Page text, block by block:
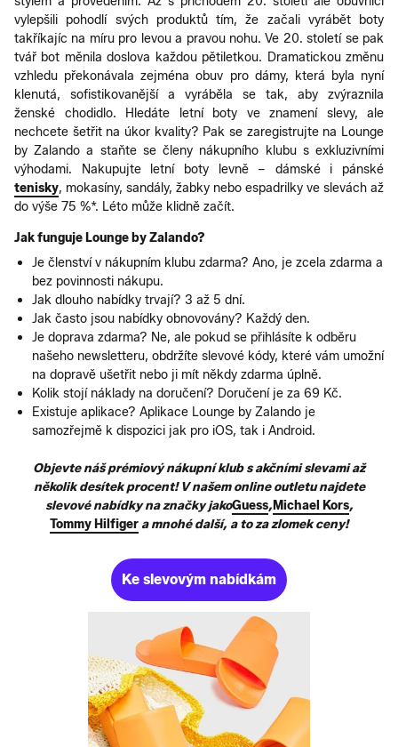
vylepšili pohodlí svých produktů tím, že začali vyrábět boty
takříkajíc na míru pro levou a pravou nohu. Ve 20. století se pak
tvář bot měnila doslova každou pětiletkou. Dramatickou změnu
vzhledu překonávala zejména obuv pro dámy, která byla nyní
klenutá, sofistikovanější a vyráběla se tak, aby zvýraznila
ženské chodidlo. Hledáte letní boty ve znamení slevy, ale
nechcete šetřit na úkor kvality? Pak se zaregistrujte na Lounge
by Zalando a staňte se členy nákupního klubu s exkluzivními
výhodami. Nakupujte letní boty levně – dámské i pánské
tenisky, mokasíny, sandály, žabky nebo espadrilky ve slevách až
do výše 75 %*. Léto může klidně začít.
Jak funguje Lounge by Zalando?
Je členství v nákupním klubu zdarma? Ano, je zcela zdarma a
bez povinnosti nákupu.
Jak dlouho nabídky trvají? 3 až 5 dní.
Jak často jsou nabídky obnovovány? Každý den.
Je doprava zdarma? Ne, ale pokud se přihlásíte k odběru
našeho newsletteru, obdržíte slevové kódy, které vám umožní
na dopravě ušetřit nebo ji mít někdy zdarma úplně.
Kolik stojí náklady na doručení? Doručení je za 69 Kč.
Existuje aplikace? Aplikace Lounge by Zalando je
samozřejmě k dispozici jak pro iOS, tak i Android.
Objevte náš prémiový nákupní klub s akčními slevami až
několik desítek procent! V našem online outletu najdete
slevové nabídky na značky jakoGuess,Michael Kors,
Tommy Hilfiger a mnohé další, a to za zlomek ceny!
Ke slevovým nabídkám